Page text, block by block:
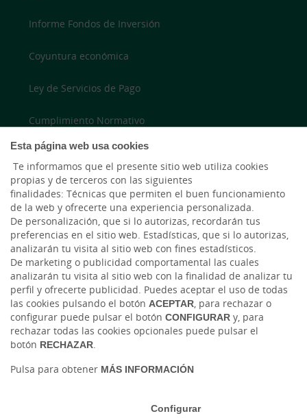
Esta página web usa cookies
Te informamos que el presente sitio web utiliza cookies
propias y de terceros con las siguientes
finalidades: Técnicas que permiten el buen funcionamiento
de la web y ofrecerte una experiencia personalizada.
De personalización, que si lo autorizas, recordarán tus
preferencias en el sitio web. Estadísticas, que si lo autorizas,
analizarán tu visita al sitio web con fines estadísticos.
De marketing o publicidad comportamental las cuales
analizarán tu visita al sitio web con la finalidad de analizar tu
perfil y ofrecerte publicidad. Puedes aceptar el uso de todas
las cookies pulsando el botón ACEPTAR, para rechazar o
configurar puede pulsar el botón CONFIGURAR y, para
rechazar todas las cookies opcionales puede pulsar el
botón RECHAZAR.
Pulsa para obtener MÁS INFORMACIÓN
Configurar
Informe Fondos de Inversión
Coyuntura económica
Ley de Servicios de Pago
Cumplimiento Normativo
Accesibilidad
LinkedIn
Instagram
Tablón de anuncios
Protección de datos